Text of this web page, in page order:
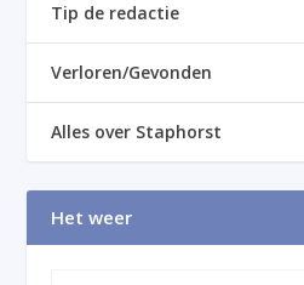
Tip de redactie
Verloren/Gevonden
Alles over Staphorst
Het weer